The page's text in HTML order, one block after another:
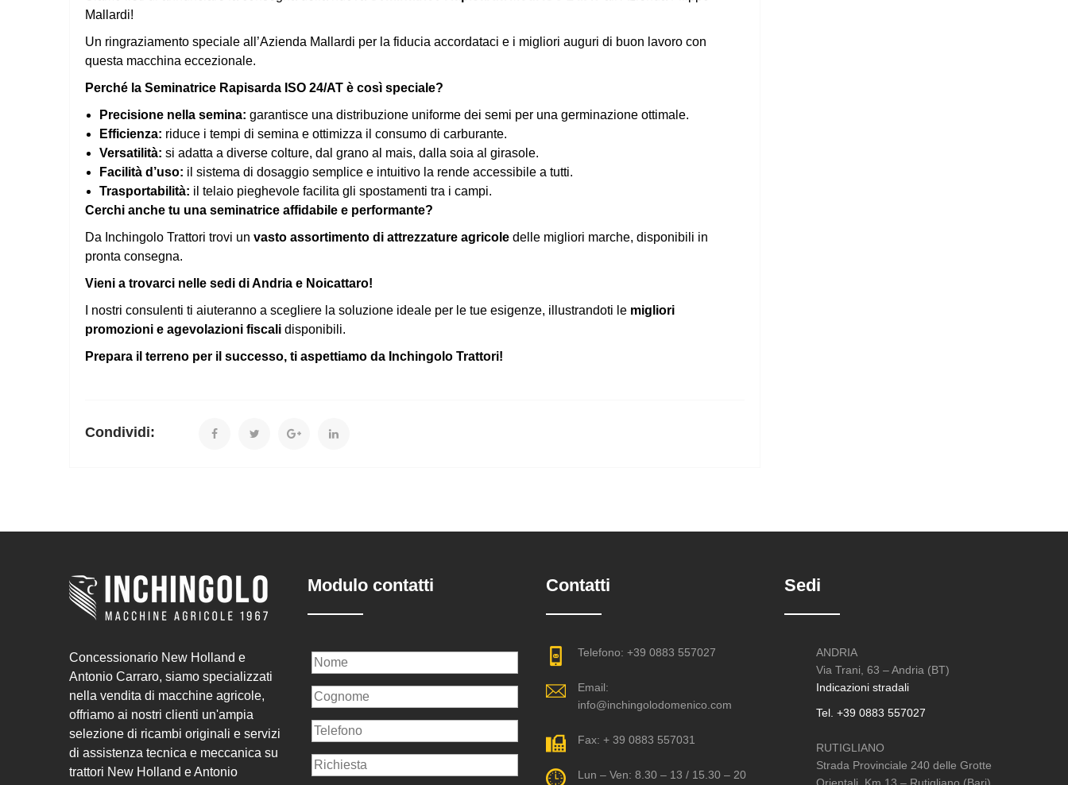
Mallardi!
Un ringraziamento speciale all’Azienda Mallardi per la fiducia accordataci e i migliori auguri di buon lavoro con
questa macchina eccezionale.
Perché la Seminatrice Rapisarda ISO 24/AT è così speciale?
Precisione nella semina: garantisce una distribuzione uniforme dei semi per una germinazione ottimale.
Efficienza: riduce i tempi di semina e ottimizza il consumo di carburante.
Versatilità: si adatta a diverse colture, dal grano al mais, dalla soia al girasole.
Facilità d’uso: il sistema di dosaggio semplice e intuitivo la rende accessibile a tutti.
Trasportabilità: il telaio pieghevole facilita gli spostamenti tra i campi.
Cerchi anche tu una seminatrice affidabile e performante?
Da Inchingolo Trattori trovi un vasto assortimento di attrezzature agricole delle migliori marche, disponibili in
pronta consegna.
Vieni a trovarci nelle sedi di Andria e Noicattaro!
I nostri consulenti ti aiuteranno a scegliere la soluzione ideale per le tue esigenze, illustrandoti le migliori
promozioni e agevolazioni fiscali disponibili.
Prepara il terreno per il successo, ti aspettiamo da Inchingolo Trattori!
Condividi:
Concessionario New Holland e
Antonio Carraro, siamo specializzati
nella vendita di macchine agricole,
offriamo ai nostri clienti un'ampia
selezione di ricambi originali e servizi
di assistenza tecnica e meccanica su
trattori New Holland e Antonio
Modulo contatti Contatti
Telefono: +39 0883 557027
Email:
info@inchingolodomenico.com
Fax: + 39 0883 557031
Lun – Ven: 8.30 – 13 / 15.30 – 20
Sedi
ANDRIA
Via Trani, 63 – Andria (BT)
Indicazioni stradali
Tel. +39 0883 557027
RUTIGLIANO
Strada Provinciale 240 delle Grotte